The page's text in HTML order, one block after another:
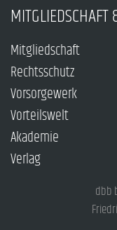
MITGLIEDSCHAFT
Mitgliedschaft
Rechtsschutz
Vorsorgewerk
Vorteilswelt
Akademie
Verlag
dbb